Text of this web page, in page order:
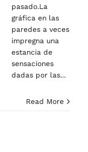
pasado.La
gráfica en las
paredes a veces
impregna una
estancia de
sensaciones
dadas por las...
Read More